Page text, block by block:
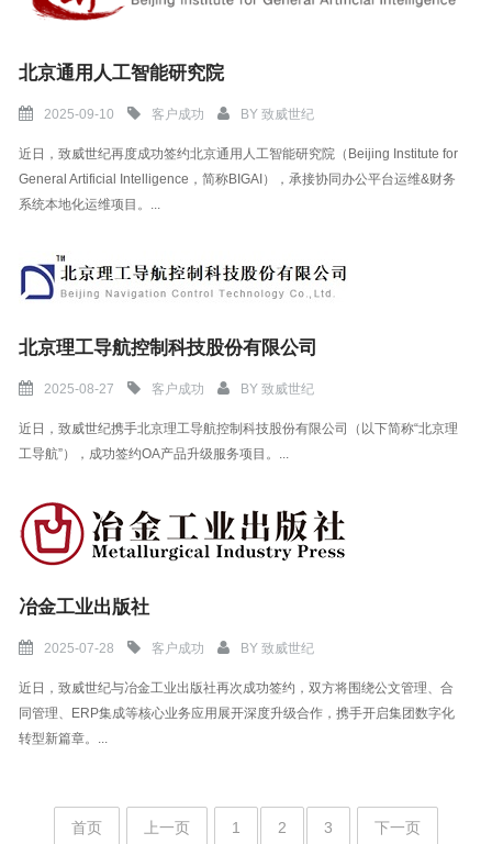
北京通用人工智能研究院
2025-09-10 客户成功 BY致威世纪
近日，致威世纪再度成功签约北京通用人工智能研究院（Beijing Institute for
General Artificial Intelligence，简称BIGAI），承接协同办公平台运维&财务
系统本地化运维项目。...
北京理工导航控制科技股份有限公司
2025-08-27 客户成功 BY致威世纪
近日，致威世纪携手北京理工导航控制科技股份有限公司（以下简称“北京理
工导航”），成功签约OA产品升级服务项目。...
冶金工业出版社
2025-07-28 客户成功 BY致威世纪
近日，致威世纪与冶金工业出版社再次成功签约，双方将围绕公文管理、合
同管理、ERP集成等核心业务应用展开深度升级合作，携手开启集团数字化
转型新篇章。...
首页 上一页 1 2 3 下一页